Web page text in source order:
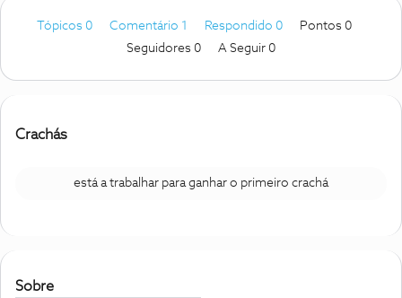
Tópicos 0 Comentário 1 Respondido 0
Pontos 0
Seguidores 0 A Seguir 0
Crachás
está a trabalhar para ganhar o primeiro crachá
Sobre